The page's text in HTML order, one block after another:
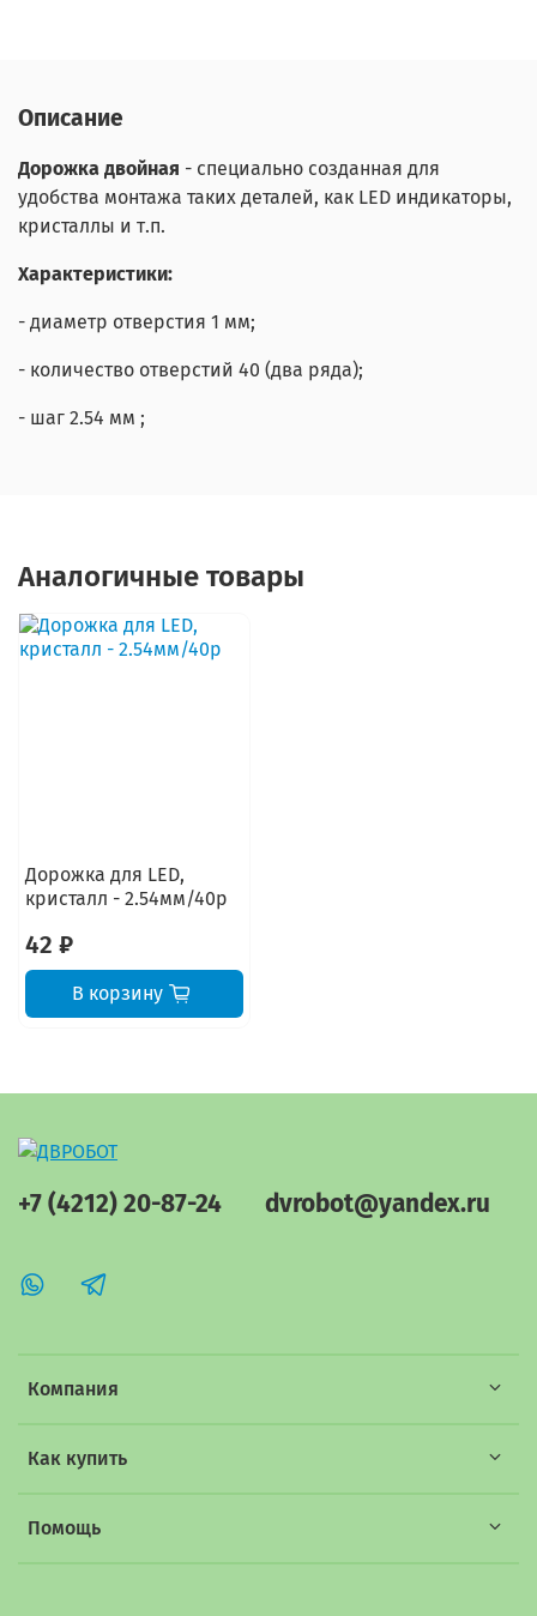
Описание
Дорожка двойная - специально созданная для
удобства монтажа таких деталей, как LED индикаторы,
кристаллы и т.п.
Характеристики:
- диаметр отверстия 1 мм;
- количество отверстий 40 (два ряда);
- шаг 2.54 мм ;
Аналогичные товары
Дорожка для LED,
кристалл - 2.54мм/40p
42 ₽
В корзину
Компания
Как купить
Помощь
+7 (4212) 20-87-24 dvrobot@yandex.ru